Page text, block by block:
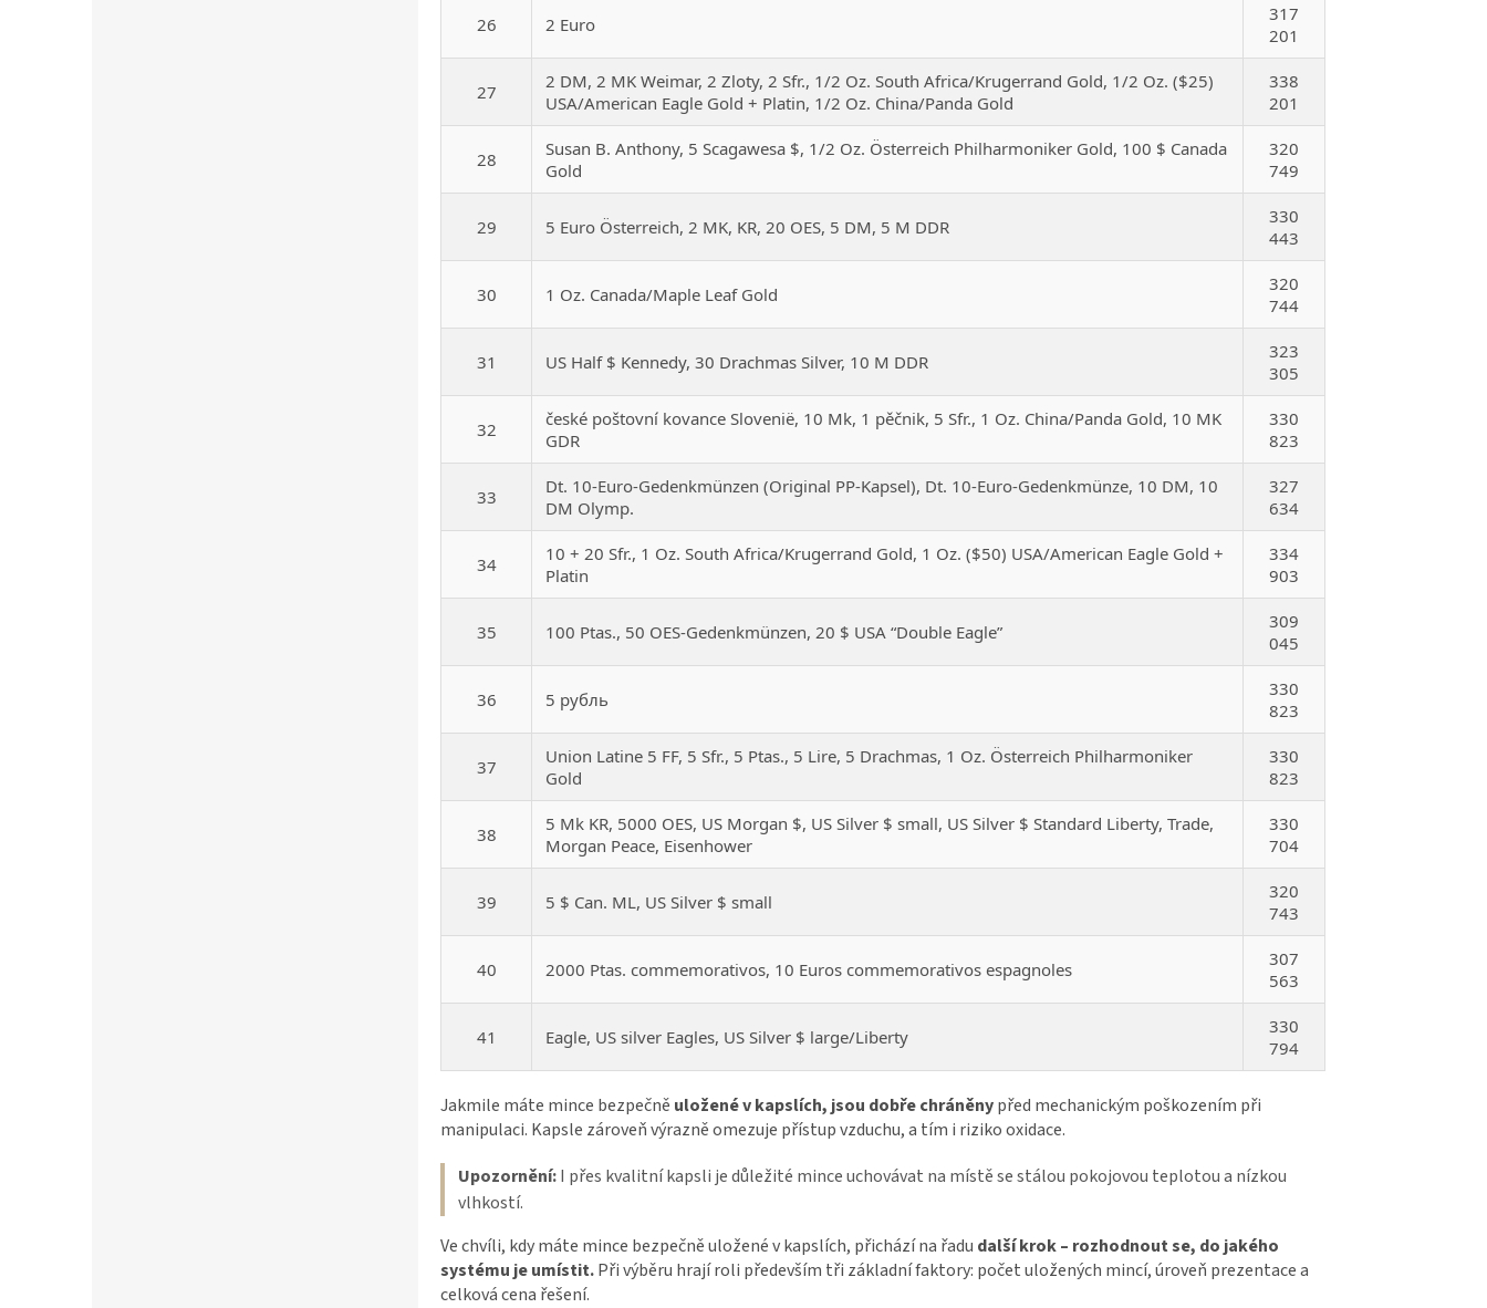
26 2 Euro
317
201
27
2 DM, 2 MK Weimar, 2 Zloty, 2 Sfr., 1/2 Oz. South Africa/Krugerrand Gold, 1/2 Oz. ($25)
USA/American Eagle Gold + Platin, 1/2 Oz. China/Panda Gold
338
201
28
Susan B. Anthony, 5 Scagawesa $, 1/2 Oz. Österreich Philharmoniker Gold, 100 $ Canada
Gold
320
749
29 5 Euro Österreich, 2 MK, KR, 20 OES, 5 DM, 5 M DDR
330
443
30 1 Oz. Canada/Maple Leaf Gold
320
744
31 US Half $ Kennedy, 30 Drachmas Silver, 10 M DDR
323
305
32
české poštovní kovance Slovenië, 10 Mk, 1 pěčnik, 5 Sfr., 1 Oz. China/Panda Gold, 10 MK
GDR
330
823
33
Dt. 10-Euro-Gedenkmünzen (Original PP-Kapsel), Dt. 10-Euro-Gedenkmünze, 10 DM, 10
DM Olymp.
327
634
34
10 + 20 Sfr., 1 Oz. South Africa/Krugerrand Gold, 1 Oz. ($50) USA/American Eagle Gold +
Platin
334
903
35 100 Ptas., 50 OES-Gedenkmünzen, 20 $ USA “Double Eagle”
309
045
36 5 рубль
330
823
37
Union Latine 5 FF, 5 Sfr., 5 Ptas., 5 Lire, 5 Drachmas, 1 Oz. Österreich Philharmoniker
Gold
330
823
38
5 Mk KR, 5000 OES, US Morgan $, US Silver $ small, US Silver $ Standard Liberty, Trade,
Morgan Peace, Eisenhower
330
704
39 5 $ Can. ML, US Silver $ small
320
743
40 2000 Ptas. commemorativos, 10 Euros commemorativos espagnoles
307
563
41 Eagle, US silver Eagles, US Silver $ large/Liberty
330
794
Jakmile máte mince bezpečně uložené v kapslích, jsou dobře chráněnypřed mechanickým poškozením při
manipulaci. Kapsle zároveň výrazně omezuje přístup vzduchu, a tím i riziko oxidace.
Upozornění:I přes kvalitní kapsli je důležité mince uchovávat na místě se stálou pokojovou teplotou a nízkou
vlhkostí.
Ve chvíli, kdy máte mince bezpečně uložené v kapslích, přichází na řadu další krok – rozhodnout se, do jakého
systému je umístit.Při výběru hrají roli především tři základní faktory: počet uložených mincí, úroveň prezentace a
celková cena řešení.